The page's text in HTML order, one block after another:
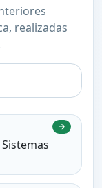
realizadas
→